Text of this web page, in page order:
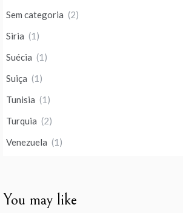
Sem categoria (2)
Siria (1)
Suécia (1)
Suiça (1)
Tunisia (1)
Turquia (2)
Venezuela (1)
You may like